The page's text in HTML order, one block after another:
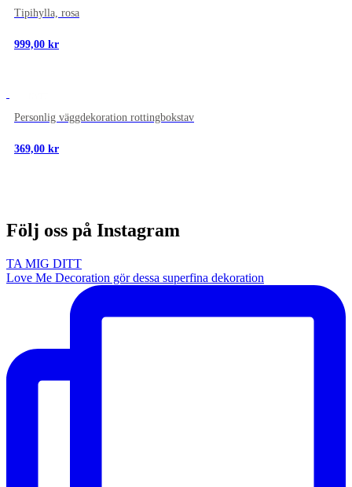
Tipihylla, rosa
999,00 kr
Personlig väggdekoration rottingbokstav
369,00 kr
Följ oss på Instagram
TA MIG DITT
Love Me Decoration gör dessa superfina dekoration